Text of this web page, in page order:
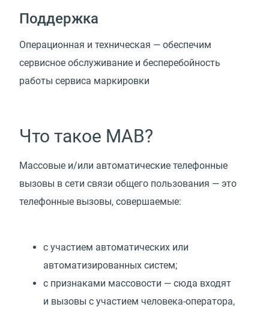
Поддержка
Операционная и техническая — обеспечим
сервисное обслуживание и бесперебойность
работы сервиса маркировки
Что такое МАВ?
Массовые и/или автоматические телефонные
вызовы в сети связи общего пользования — это
телефонные вызовы, совершаемые:
с участием автоматических или
автоматизированных систем;
с признаками массовости — сюда входят
и вызовы с участием человека-оператора,